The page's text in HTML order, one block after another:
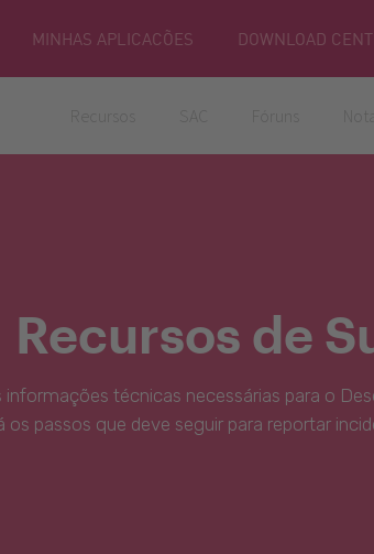
MINHAS APLICACÕES DOWNLOAD
Recursos de
técnicas necessárias para o
passos que deve seguir para reportar